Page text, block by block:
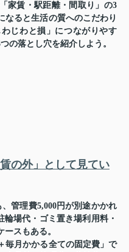
家賃・駅距離・間取り」の3
なると生活の質へのこだわり
じわと損」につながりやす
の落とし穴を紹介しよう。
の外」として見てい
管理費5,000円が別途かかれ
輪場代・ゴミ置き場利用料・
スもある。
毎月かかる全ての固定費」で